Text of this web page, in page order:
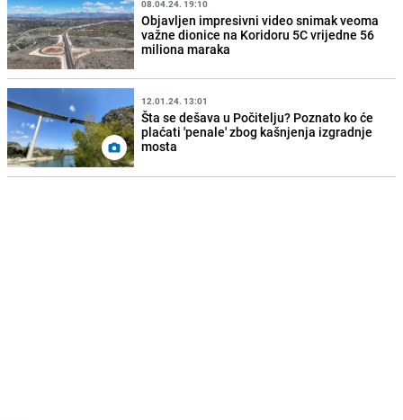
08.04.24. 19:10
Objavljen impresivni video snimak veoma
važne dionice na Koridoru 5C vrijedne 56
miliona maraka
12.01.24. 13:01
Šta se dešava u Počitelju? Poznato ko će
plaćati 'penale' zbog kašnjenja izgradnje
mosta